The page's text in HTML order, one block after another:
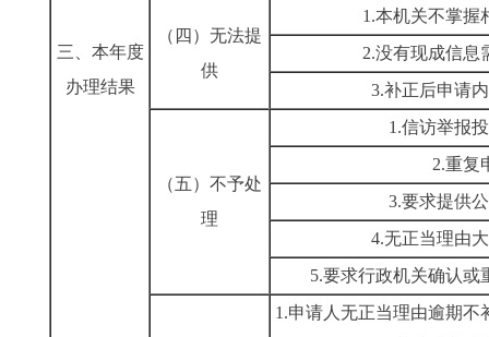
三、本年度
办理结果
（四）无法提
供
1.本机关不掌握
2.没有现成信息
3.补正后申请
（五）不予处
理
1.信访举报
2.重复
3.要求提供
4.无正当理由
5.要求行政机关确认或
1.申请人无正当理由逾期不